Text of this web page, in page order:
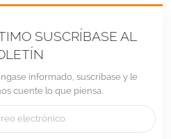
SUSCRÍBASE AL
informado, suscríbase y le
cuente lo que piensa.